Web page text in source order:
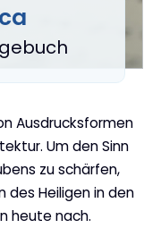
Ausdrucksformen
Um den Sinn
zu schärfen,
des Heiligen in den
heute nach.